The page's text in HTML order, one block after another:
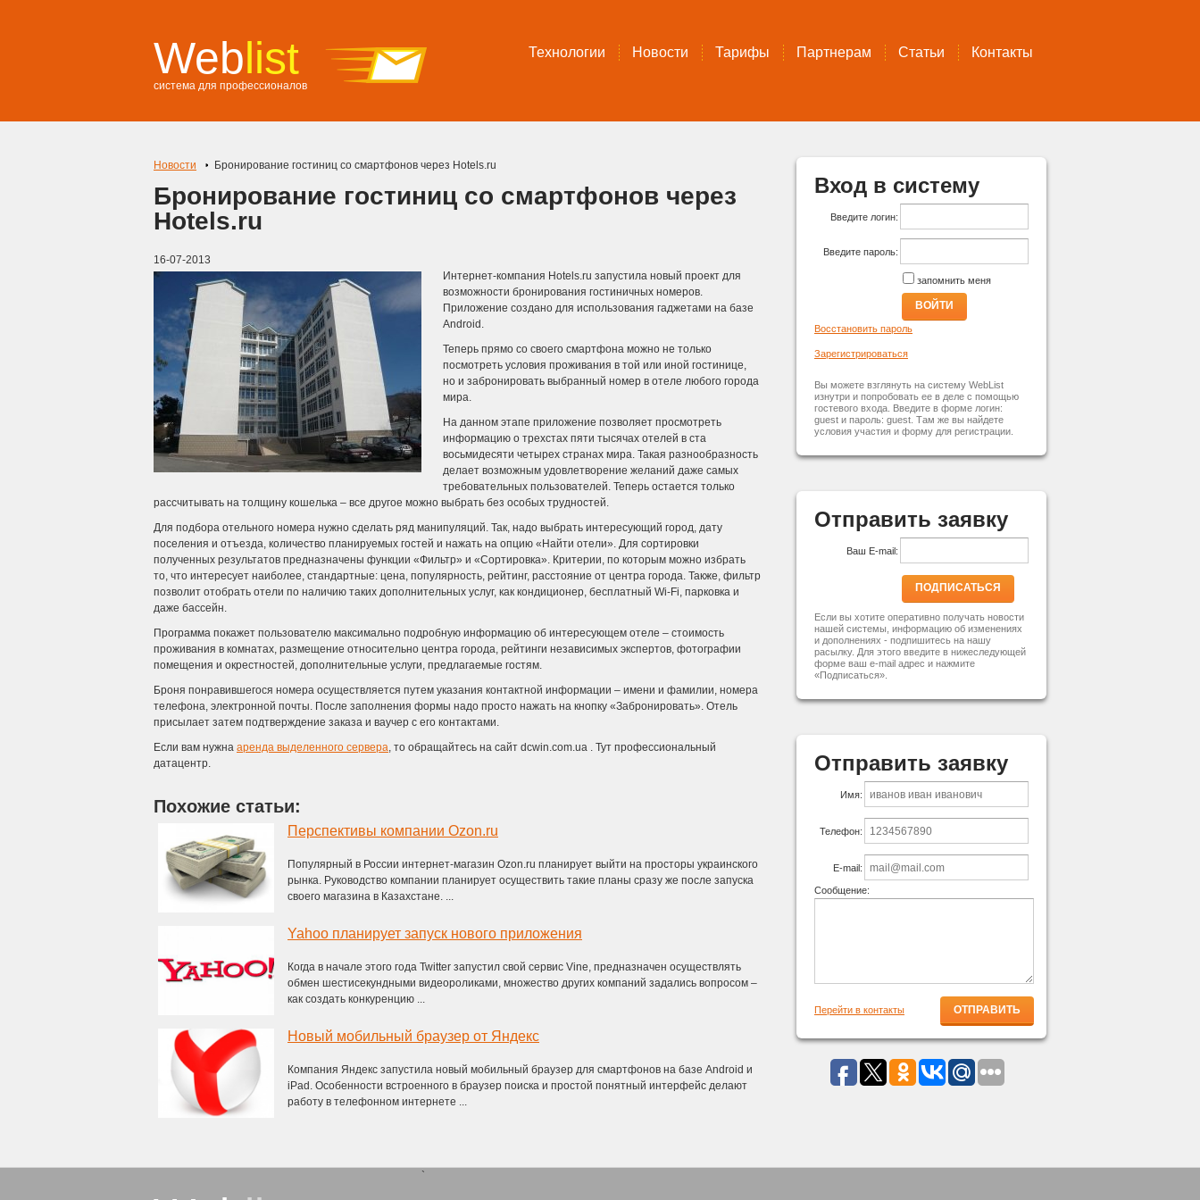
Weblist
система для профессионалов
Технологии Новости Тарифы Партнерам Статьи Контакты
Новости Бронирование гостиниц со смартфонов через Hotels.ru
Бронирование гостиниц со смартфонов через
Hotels.ru
16-07-2013
Интернет-компания Hotels.ru запустила новый проект для
возможности бронирования гостиничных номеров.
Приложение создано для использования гаджетами на базе
Android.
Теперь прямо со своего смартфона можно не только
посмотреть условия проживания в той или иной гостинице,
но и забронировать выбранный номер в отеле любого города
мира.
На данном этапе приложение позволяет просмотреть
информацию о трехстах пяти тысячах отелей в ста
восьмидесяти четырех странах мира. Такая разнообразность
делает возможным удовлетворение желаний даже самых
требовательных пользователей. Теперь остается только
рассчитывать на толщину кошелька – все другое можно выбрать без особых трудностей.
Для подбора отельного номера нужно сделать ряд манипуляций. Так, надо выбрать интересующий город, дату
поселения и отъезда, количество планируемых гостей и нажать на опцию «Найти отели». Для сортировки
полученных результатов предназначены функции «Фильтр» и «Сортировка». Критерии, по которым можно избрать
то, что интересует наиболее, стандартные: цена, популярность, рейтинг, расстояние от центра города. Также, фильтр
позволит отобрать отели по наличию таких дополнительных услуг, как кондиционер, бесплатный Wi-Fi, парковка и
даже бассейн.
Программа покажет пользователю максимально подробную информацию об интересующем отеле – стоимость
проживания в комнатах, размещение относительно центра города, рейтинги независимых экспертов, фотографии
помещения и окрестностей, дополнительные услуги, предлагаемые гостям.
Броня понравившегося номера осуществляется путем указания контактной информации – имени и фамилии, номера
телефона, электронной почты. После заполнения формы надо просто нажать на кнопку «Забронировать». Отель
присылает затем подтверждение заказа и ваучер с его контактами.
Если вам нужна аренда выделенного сервера, то обращайтесь на сайт dcwin.com.ua . Тут профессиональный
датацентр.
Похожие статьи:
Перспективы компании Ozon.ru
Популярный в России интернет-магазин Ozon.ru планирует выйти на просторы украинского
рынка. Руководство компании планирует осуществить такие планы сразу же после запуска
своего магазина в Казахстане. ...
Yahoo планирует запуск нового приложения
Когда в начале этого года Twitter запустил свой сервис Vine, предназначен осуществлять
обмен шестисекундными видеороликами, множество других компаний задались вопросом –
как создать конкуренцию ...
Новый мобильный браузер от Яндекс
Компания Яндекс запустила новый мобильный браузер для смартфонов на базе Android и
iPad. Особенности встроенного в браузер поиска и простой понятный интерфейс делают
работу в телефонном интернете ...
Вход в систему
Введите логин:
Введите пароль:
запомнить меня
ВОЙТИ
Восстановить пароль
Зарегистрироваться
Вы можете взглянуть на систему WebList
изнутри и попробовать ее в деле с помощью
гостевого входа. Введите в форме логин:
guest и пароль: guest. Там же вы найдете
условия участия и форму для регистрации.
Отправить заявку
Ваш E-mail:
ПОДПИСАТЬСЯ
Если вы хотите оперативно получать новости
нашей системы, информацию об изменениях
и дополнениях - подпишитесь на нашу
расылку. Для этого введите в нижеследующей
форме ваш e-mail адрес и нажмите
«Подписаться».
Отправить заявку
Имя:
Телефон:
E-mail:
Сообщение:
Перейти в контакты
`